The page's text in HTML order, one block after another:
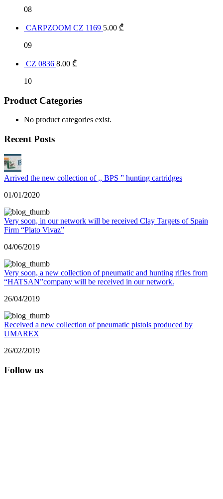
08
CARPZOOM CZ 1169 5.00 ₾
09
CZ 0836 8.00 ₾
10
Product Categories
No product categories exist.
Recent Posts
Arrived the new collection of ,, BPS ” hunting cartridges
01/01/2020
Very soon, in our network will be received Clay Targets of Spain
Firm “Plato Vivaz”
04/06/2019
Very soon, a new collection of pneumatic and hunting rifles from
“HATSAN”company will be received in our network.
26/04/2019
Received a new collection of pneumatic pistols produced by
UMAREX
26/02/2019
Follow us